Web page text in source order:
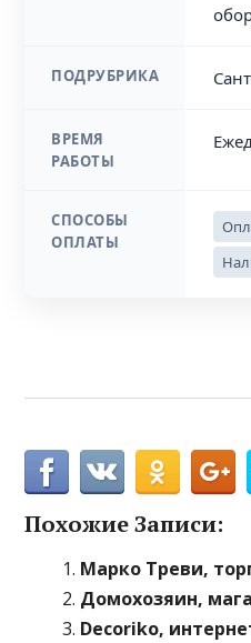
ПОДРУБРИКА
ВРЕМЯ
РАБОТЫ
СПОСОБЫ
ОПЛАТЫ
Похожие Записи:
Марко Треви,
Домохозяин,
Decoriko,